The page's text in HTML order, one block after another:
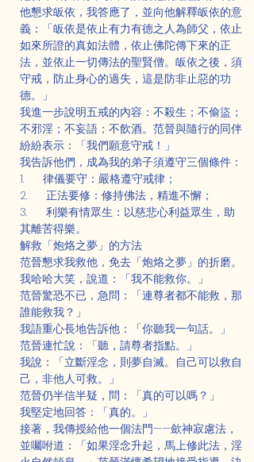
他懇求皈依，我答應了，並向他解釋皈依的意
義：「皈依是依止有力有德之人為師父，依止
如來所證的真如法體，依止佛陀傳下來的正
法，並依止一切傳法的聖賢僧。皈依之後，須
守戒，防止身心的過失，這是防非止惡的功
德。」
我進一步說明五戒的內容：不殺生；不偷盜；
不邪淫；不妄語；不飲酒。范晉與隨行的同伴
紛紛表示：「我們願意守戒！」
我告訴他們，成為我的弟子須遵守三個條件：
1.      律儀要守：嚴格遵守戒律；
2.      正法要修：修持佛法，精進不懈；
3.      利樂有情眾生：以慈悲心利益眾生，助
其離苦得樂。
解救「炮烙之夢」的方法
范晉懇求我救他，免去「炮烙之夢」的折磨。
我哈哈大笑，說道：「我不能救你。」
范晉驚恐不已，急問：「連尊者都不能救，那
誰能救我？」
我語重心長地告訴他：「你聽我一句話。」
范晉連忙說：「聽，請尊者指點。」
我說：「立斷淫念，則夢自滅。自己可以救自
己，非他人可救。」
范晉仍半信半疑，問：「真的可以嗎？」
我堅定地回答：「真的。」
接著，我傳授給他一個法門——歛神寂慮法，
並囑咐道：「如果淫念升起，馬上修此法，淫